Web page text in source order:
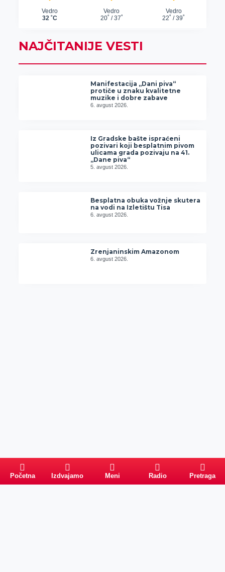
NAJČITANIJE VESTI
Manifestacija „Dani piva“
protiče u znaku kvalitetne
muzike i dobre zabave
6. avgust 2026.
Iz Gradske bašte ispraćeni
pozivari koji besplatnim pivom
ulicama grada pozivaju na 41.
„Dane piva“
5. avgust 2026.
Besplatna obuka vožnje skutera
na vodi na Izletištu Tisa
6. avgust 2026.
Zrenjaninskim Amazonom
6. avgust 2026.
Početna Izdvajamo Meni Radio Pretraga